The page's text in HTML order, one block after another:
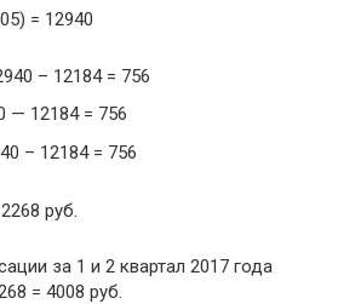
= 12940
– 12184 = 756
— 12184 = 756
– 12184 = 756
руб.
за 1 и 2 квартал 2017 года
= 4008 руб.